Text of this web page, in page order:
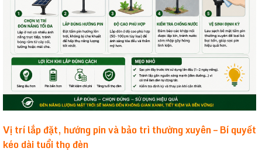
Vị trí lắp đặt, hướng pin và bảo trì thường xuyên – Bí quyết
kéo dài tuổi thọ đèn